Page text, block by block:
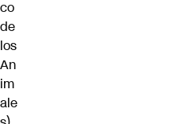
co
de
los
An
im
ale